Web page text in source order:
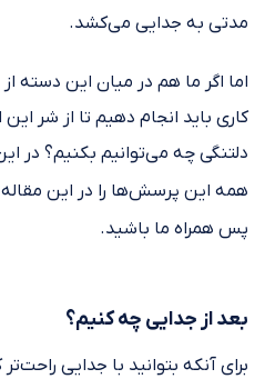
مدتی به جدایی می‌کشد.
اما اگر ما هم در میان این دسته
کاری باید انجام دهیم تا از شر
دلتنگی چه می‌توانیم بکنیم؟ در
همه این پرسش‌ها را در این مقاله
پس همراه ما باشید.
بعد از جدایی چه کنیم؟
برای آنکه بتوانید با جدایی